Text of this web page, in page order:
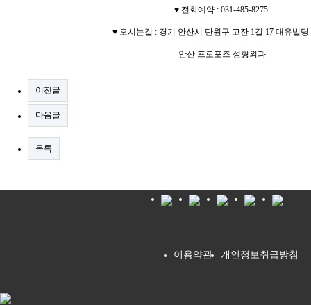
♥ 전화예약 : 031-485-8275
♥ 오시는길 : 경기 안산시 단원구 고잔 1길 17 대유빌딩
안산 프로포즈 성형외과
이전글
다음글
목록
이용약관 개인정보취급방침